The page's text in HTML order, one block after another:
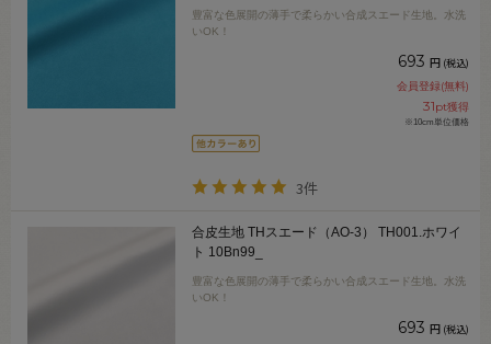
豊富な色展開の薄手で柔らかい合成スエード生地。水洗
いOK！
693 円 (税込)
会員登録(無料)
31pt獲得
※10cm単位価格
3件
合皮生地 THスエード（AO-3） TH001.ホワイ
ト 10Bn99_
豊富な色展開の薄手で柔らかい合成スエード生地。水洗
いOK！
693 円 (税込)